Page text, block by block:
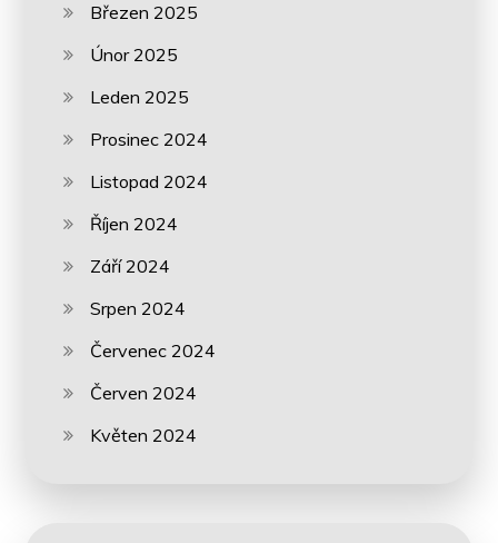
Březen 2025
Únor 2025
Leden 2025
Prosinec 2024
Listopad 2024
Říjen 2024
Září 2024
Srpen 2024
Červenec 2024
Červen 2024
Květen 2024